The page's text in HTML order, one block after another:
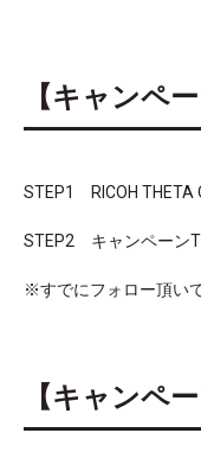
【キャンペ
STEP1 RICOH THETA
STEP2 キャンペーン
※すでにフォロー頂い
【キャンペ